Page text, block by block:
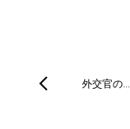
外交官の…